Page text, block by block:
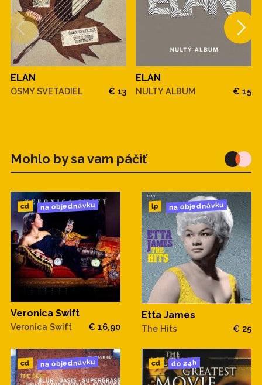
ELAN
OSMY SVETADIEL € 13
ELAN
NULTY ALBUM € 15
Mohlo by sa vam páčiť
cd na objednávku
Veronica Swift
Veronica Swift € 16,90
lp na objednávku
Etta James
The Hits € 25
cd na objednávku cd do 24h